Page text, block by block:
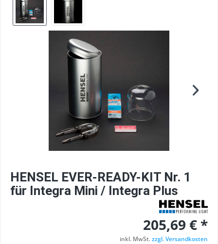
HENSEL EVER-READY-KIT Nr. 1
für Integra Mini / Integra Plus
205,69 € *
inkl. MwSt.zzgl. Versandkosten